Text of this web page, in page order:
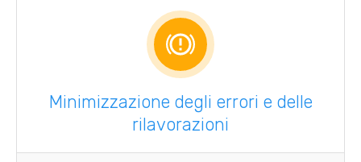
Minimizzazione degli errori e delle
rilavorazioni